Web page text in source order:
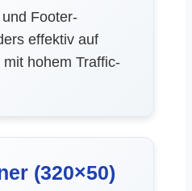
Footer-
effektiv auf
hohem Traffic-
(320×50)